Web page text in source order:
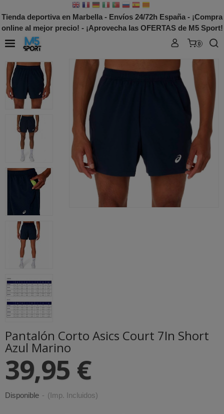
Tienda deportiva en Marbella - Envíos 24/72h España - ¡Compra
online al mejor precio! - ¡Aprovecha las OFERTAS de M5 Sport!
0
Pantalón Corto Asics Court 7In Short
Azul Marino
39,95 €
Disponible - (Imp. Incluidos)